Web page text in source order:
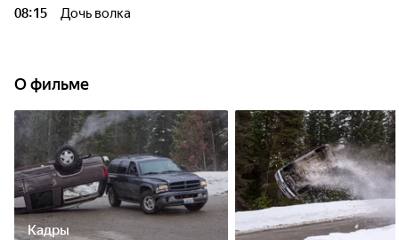
08:15 Дочь волка
О фильме
Кадры